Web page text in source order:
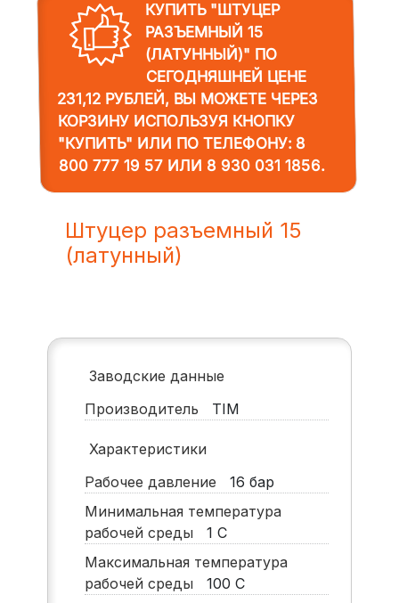
КУПИТЬ "ШТУЦЕР
РАЗЪЕМНЫЙ 15
(ЛАТУННЫЙ)" ПО
СЕГОДНЯШНЕЙ ЦЕНЕ
231,12 РУБЛЕЙ, ВЫ МОЖЕТЕ ЧЕРЕЗ
КОРЗИНУ ИСПОЛЬЗУЯ КНОПКУ
"КУПИТЬ" ИЛИ ПО ТЕЛЕФОНУ: 8
800 777 19 57ИЛИ 8 930 031 1856.
Штуцер разъемный 15
(латунный)
Заводские данные
Производитель
TIM
Характеристики
Рабочее давление
16 бар
Минимальная температура
рабочей среды
1 С
Максимальная температура
рабочей среды
100 С